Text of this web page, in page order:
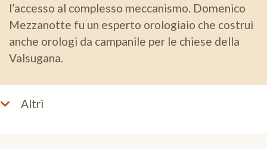
l’accesso al complesso meccanismo. Domenico
Mezzanotte fu un esperto orologiaio che costruì
anche orologi da campanile per le chiese della
Valsugana.
Altri